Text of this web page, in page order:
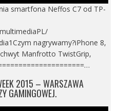
smartfona Neffos C7 od TP-
nagrywamy?iPhone 8,
Manfrotto TwistGrip,
2015 – WARSZAWA
GAMINGOWEJ.